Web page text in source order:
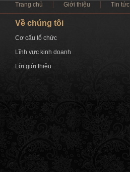
Trang chủ Giới thiệu Tin tức
Về chúng tôi
Cơ cấu tổ chức
Lĩnh vực kinh doanh
Lời giới thiệu